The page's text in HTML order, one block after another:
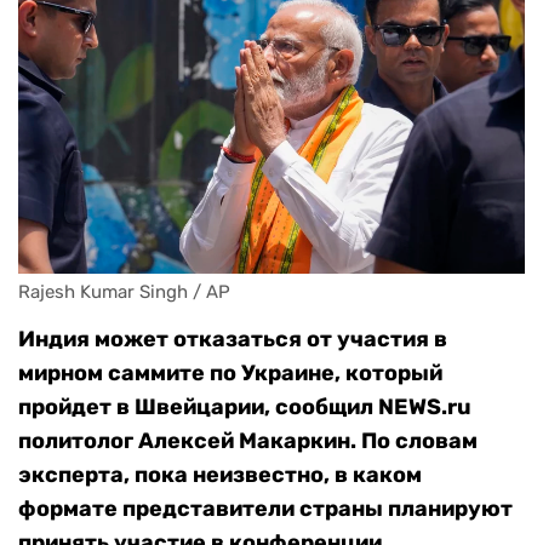
Rajesh Kumar Singh / AP
Индия может отказаться от участия в
мирном саммите по Украине, который
пройдет в Швейцарии, сообщил NEWS.ru
политолог Алексей Макаркин. По словам
эксперта, пока неизвестно, в каком
формате представители страны планируют